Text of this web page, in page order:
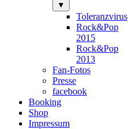
▼
Toleranzvirus
Rock&Pop
2015
Rock&Pop
2013
Fan-Fotos
Presse
facebook
Booking
Shop
Impressum